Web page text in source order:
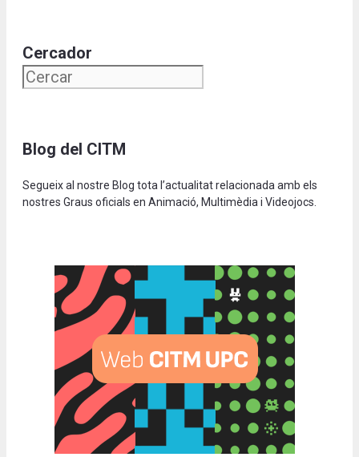
Cercador
Blog del CITM
Segueix al nostre Blog tota l’actualitat relacionada amb els
nostres Graus oficials en Animació, Multimèdia i Videojocs.